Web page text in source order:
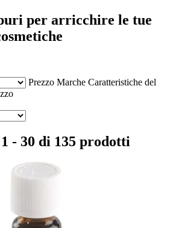
per arricchire le tue
Prezzo Marche Caratteristiche del
- 30 di 135 prodotti